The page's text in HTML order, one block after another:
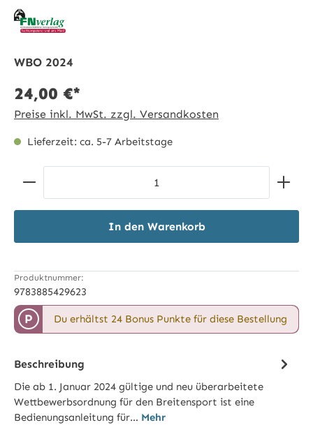
WBO 2024
24,00 €*
Preise inkl. MwSt. zzgl. Versandkosten
Lieferzeit: ca. 5-7 Arbeitstage
Produkt Anzahl: Gib den gewünschten Wert ein
In den Warenkorb
Produktnummer:
9783885429623
P Du erhältst 24 Bonus Punkte für diese Bestellung
Beschreibung
Die ab 1. Januar 2024 gültige und neu überarbeitete
Wettbewerbsordnung für den Breitensport ist eine
Bedienungsanleitung für… Mehr